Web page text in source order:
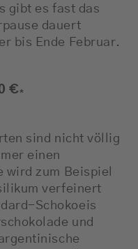
gibt es fast das
dauert
bis Ende Februar.
€*
sind nicht völlig
einen
zum Beispiel
verfeinert
Schokoeis
und